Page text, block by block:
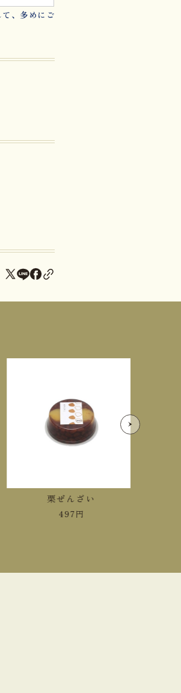
、多めにご
栗ぜんざい
497円